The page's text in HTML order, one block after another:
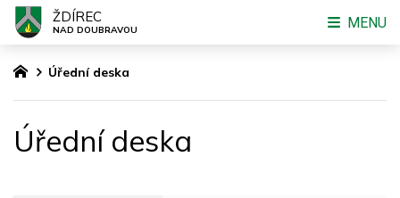
Úřední deska
Úřední deska
ŽDÍREC
NAD DOUBRAVOU MENU